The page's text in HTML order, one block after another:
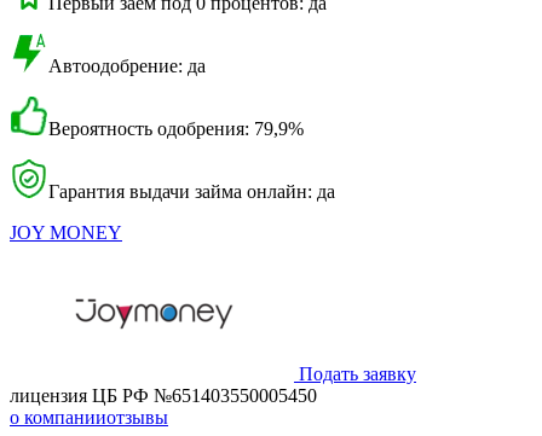
Автоодобрение: да
Вероятность одобрения: 79,9%
Гарантия выдачи займа онлайн: да
JOY MONEY
Подать заявку
лицензия ЦБ РФ №651403550005450
о компанииотзывы